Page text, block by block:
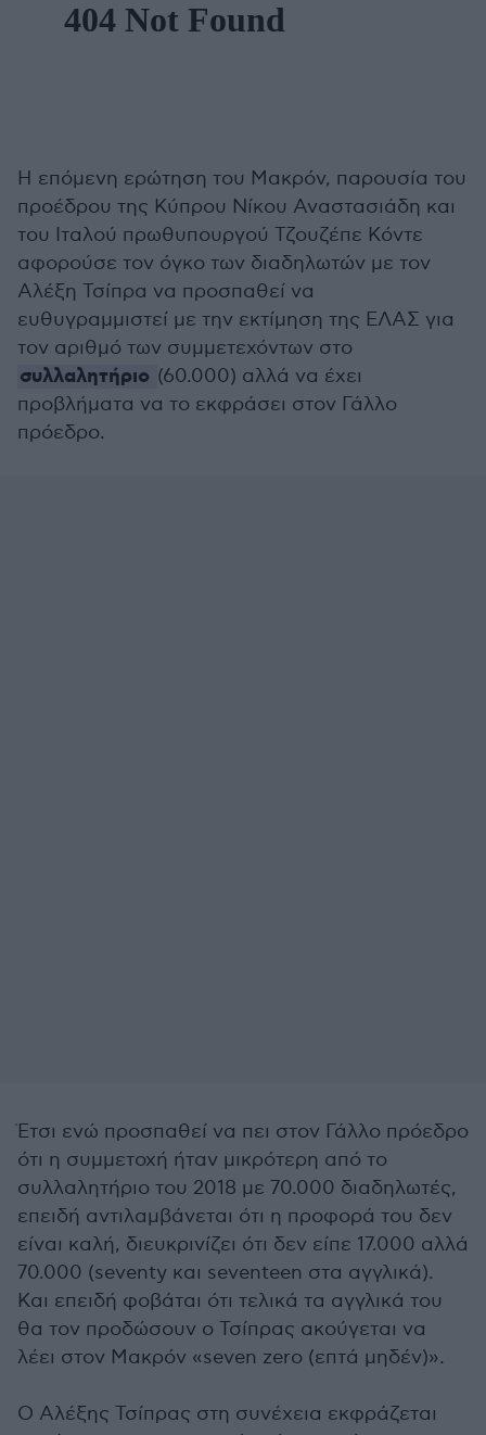
Η επόμενη ερώτηση του Μακρόν, παρουσία του
προέδρου της Κύπρου Νίκου Αναστασιάδη και
του Ιταλού πρωθυπουργού Τζουζέπε Κόντε
αφορούσε τον όγκο των διαδηλωτών με τον
Αλέξη Τσίπρα να προσπαθεί να
ευθυγραμμιστεί με την εκτίμηση της ΕΛΑΣ για
τον αριθμό των συμμετεχόντων στο
συλλαλητήριο (60.000) αλλά να έχει
προβλήματα να το εκφράσει στον Γάλλο
πρόεδρο.
Έτσι ενώ προσπαθεί να πει στον Γάλλο πρόεδρο
ότι η συμμετοχή ήταν μικρότερη από το
συλλαλητήριο του 2018 με 70.000 διαδηλωτές,
επειδή αντιλαμβάνεται ότι η προφορά του δεν
είναι καλή, διευκρινίζει ότι δεν είπε 17.000 αλλά
70.000 (seventy και seventeen στα αγγλικά).
Και επειδή φοβάται ότι τελικά τα αγγλικά του
θα τον προδώσουν ο Τσίπρας ακούγεται να
λέει στον Μακρόν «seven zero (επτά μηδέν)».
Ο Αλέξης Τσίπρας στη συνέχεια εκφράζεται